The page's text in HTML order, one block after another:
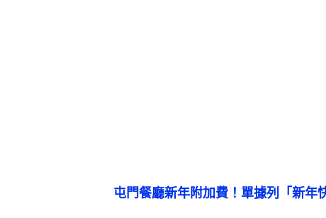
屯門餐廳新年附加費！單據列「新年